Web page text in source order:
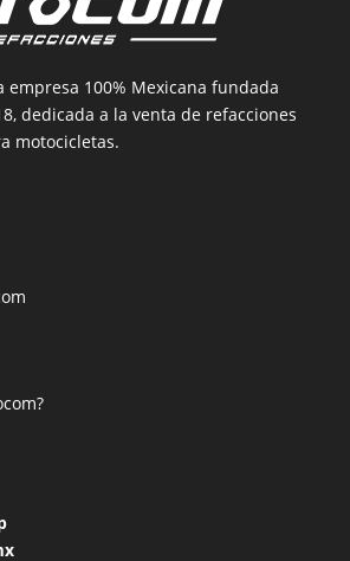
empresa 100% Mexicana fundada
dedicada a la venta de refacciones
motocicletas.